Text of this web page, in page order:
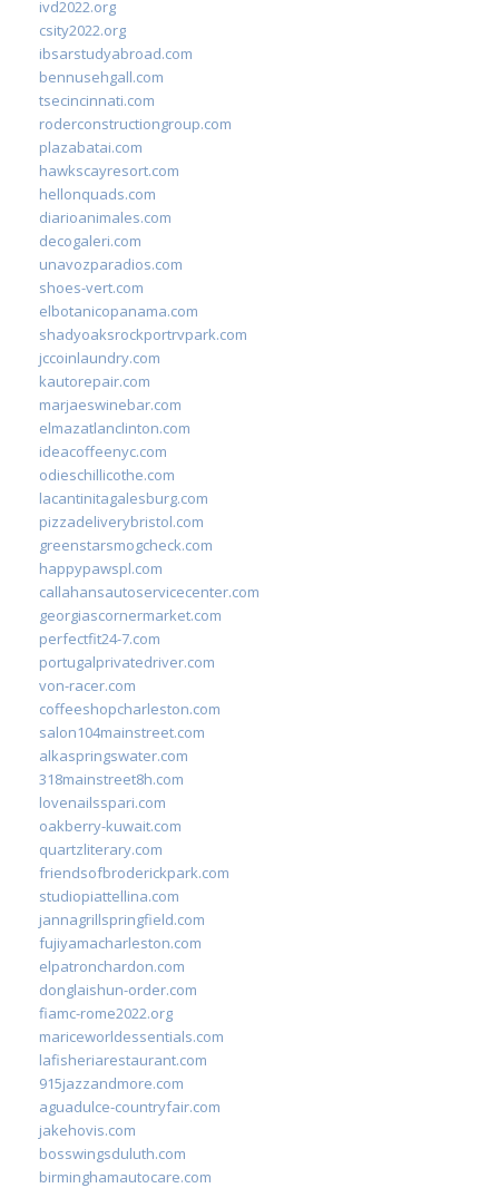
ivd2022.org
csity2022.org
ibsarstudyabroad.com
bennusehgall.com
tsecincinnati.com
roderconstructiongroup.com
plazabatai.com
hawkscayresort.com
hellonquads.com
diarioanimales.com
decogaleri.com
unavozparadios.com
shoes-vert.com
elbotanicopanama.com
shadyoaksrockportrvpark.com
jccoinlaundry.com
kautorepair.com
marjaeswinebar.com
elmazatlanclinton.com
ideacoffeenyc.com
odieschillicothe.com
lacantinitagalesburg.com
pizzadeliverybristol.com
greenstarsmogcheck.com
happypawspl.com
callahansautoservicecenter.com
georgiascornermarket.com
perfectfit24-7.com
portugalprivatedriver.com
von-racer.com
coffeeshopcharleston.com
salon104mainstreet.com
alkaspringswater.com
318mainstreet8h.com
lovenailsspari.com
oakberry-kuwait.com
quartzliterary.com
friendsofbroderickpark.com
studiopiattellina.com
jannagrillspringfield.com
fujiyamacharleston.com
elpatronchardon.com
donglaishun-order.com
fiamc-rome2022.org
mariceworldessentials.com
lafisheriarestaurant.com
915jazzandmore.com
aguadulce-countryfair.com
jakehovis.com
bosswingsduluth.com
birminghamautocare.com